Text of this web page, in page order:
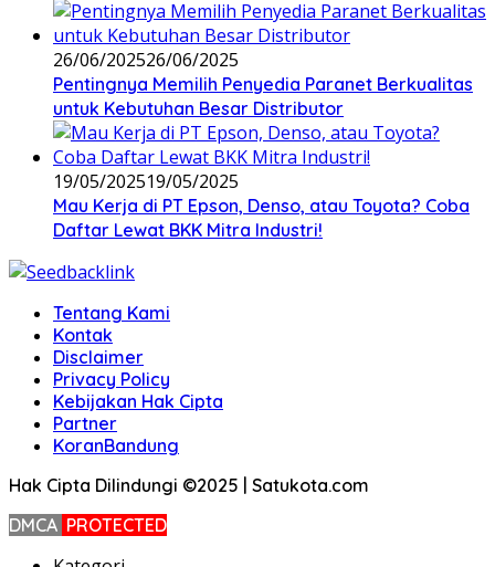
26/06/202526/06/2025
Pentingnya Memilih Penyedia Paranet Berkualitas
untuk Kebutuhan Besar Distributor
19/05/202519/05/2025
Mau Kerja di PT Epson, Denso, atau Toyota? Coba
Daftar Lewat BKK Mitra Industri!
Tentang Kami
Kontak
Disclaimer
Privacy Policy
Kebijakan Hak Cipta
Partner
KoranBandung
Hak Cipta Dilindungi ©2025 | Satukota.com
DMCA PROTECTED